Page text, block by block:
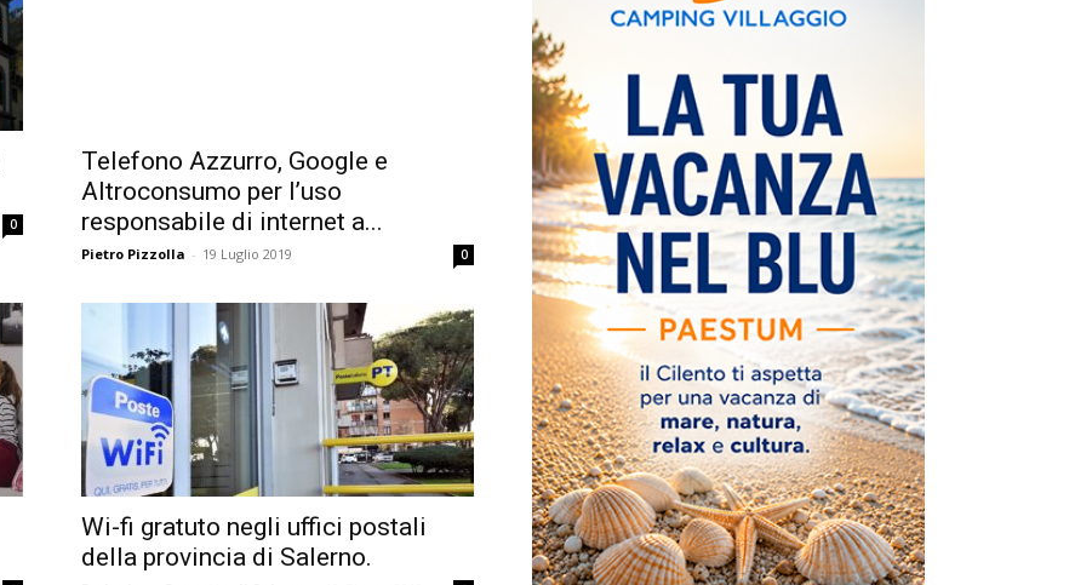
0
Telefono Azzurro, Google e
Altroconsumo per l’uso
responsabile di internet a...
Pietro Pizzolla - 19 Luglio 2019 0
Wi-fi gratuto negli uffici postali
della provincia di Salerno.